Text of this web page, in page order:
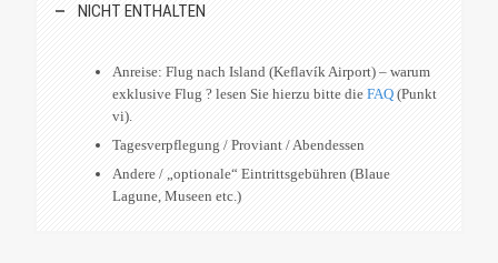
NICHT ENTHALTEN
Anreise: Flug nach Island (Keflavík Airport) – warum
exklusive Flug ? lesen Sie hierzu bitte die FAQ (Punkt
vi).
Tagesverpflegung / Proviant / Abendessen
Andere / „optionale“ Eintrittsgebühren (Blaue
Lagune, Museen etc.)